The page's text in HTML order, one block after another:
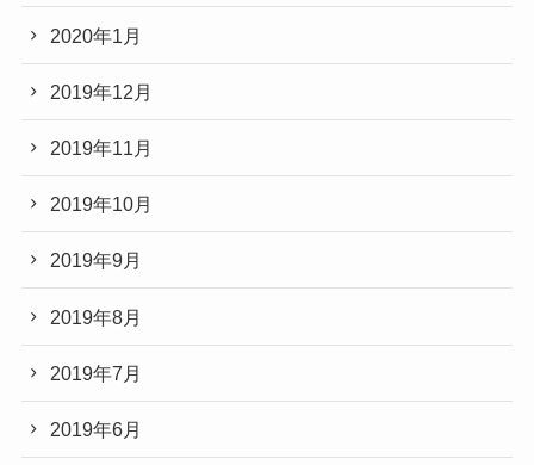
2020年1月
2019年12月
2019年11月
2019年10月
2019年9月
2019年8月
2019年7月
2019年6月